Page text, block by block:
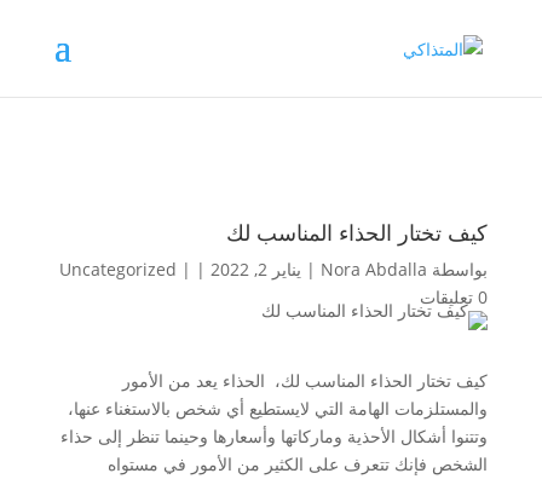
كيف تختار الحذاء المناسب لك
بواسطة Nora Abdalla
| يناير 2, 2022 |
Uncategorized |
0 تعليقات
كيف تختار الحذاء المناسب لك، الحذاء يعد من الأمور
والمستلزمات الهامة التي لايستطيع أي شخص بالاستغناء عنها،
وتتنوا أشكال الأحذية وماركاتها وأسعارها وحينما تنظر إلى حذاء
الشخص فإنك تتعرف على الكثير من الأمور في مستواه